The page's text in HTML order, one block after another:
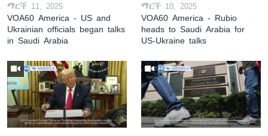
ማርች 11, 2025
VOA60 America - US and
Ukrainian officials began talks
in Saudi Arabia
ማርች 10, 2025
VOA60 America - Rubio
heads to Saudi Arabia for
US-Ukraine talks